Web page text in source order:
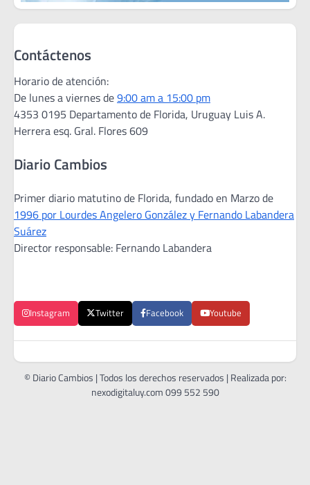
Contáctenos
Horario de atención:
De lunes a viernes de9:00 am a 15:00 pm
4353 0195 Departamento de Florida, Uruguay Luis A.
Herrera esq. Gral. Flores 609
Diario Cambios
Primer diario matutino de Florida, fundado en Marzo de
1996 por Lourdes Angelero González y Fernando Labandera
Suárez
Director responsable: Fernando Labandera
Instagram Twitter Facebook Youtube